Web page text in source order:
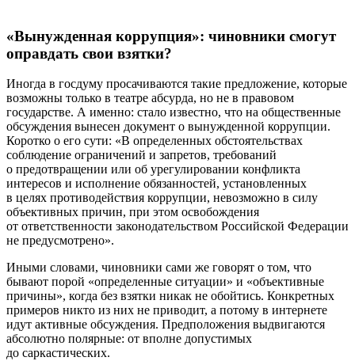
«Вынужденная коррупция»: чиновники смогут
оправдать свои взятки?
Иногда в госдуму просачиваются такие предложение, которые
возможны только в театре абсурда, но не в правовом
государстве. А именно: стало известно, что на общественные
обсуждения вынесен документ о вынужденной коррупции.
Коротко о его сути: «В определенных обстоятельствах
соблюдение ограничений и запретов, требований
о предотвращении или об урегулировании конфликта
интересов и исполнение обязанностей, установленных
в целях противодействия коррупции, невозможно в силу
объективных причин, при этом освобождения
от ответственности законодательством Российской Федерации
не предусмотрено».
Иными словами, чиновники сами же говорят о том, что
бывают порой «определенные ситуации» и «объективные
причины», когда без взятки никак не обойтись. Конкретных
примеров никто из них не приводит, а потому в интернете
идут активные обсуждения. Предположения выдвигаются
абсолютно полярные: от вполне допустимых
до саркастических.